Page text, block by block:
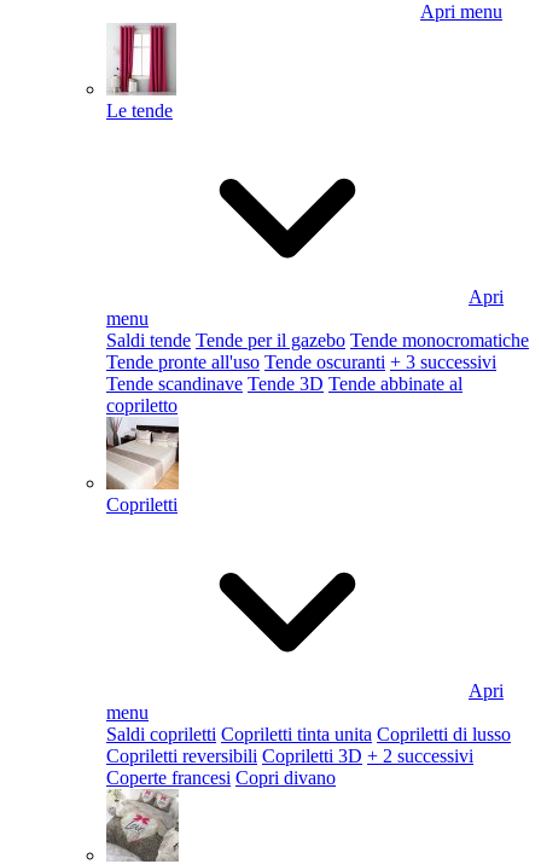
Apri menu
Le tende
Apri
menu
Saldi tende Tende per il gazebo Tende monocromatiche
Tende pronte all'uso Tende oscuranti + 3 successivi
Tende scandinave Tende 3D Tende abbinate al
copriletto
Copriletti
Apri
menu
Saldi copriletti Copriletti tinta unita Copriletti di lusso
Copriletti reversibili Copriletti 3D + 2 successivi
Coperte francesi Copri divano